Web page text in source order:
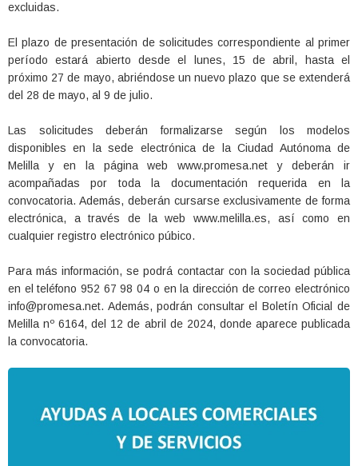
excluidas.
El plazo de presentación de solicitudes correspondiente al primer
período estará abierto desde el lunes, 15 de abril, hasta el
próximo 27 de mayo, abriéndose un nuevo plazo que se extenderá
del 28 de mayo, al 9 de julio.
Las solicitudes deberán formalizarse según los modelos
disponibles en la sede electrónica de la Ciudad Autónoma de
Melilla y en la página web www.promesa.net y deberán ir
acompañadas por toda la documentación requerida en la
convocatoria. Además, deberán cursarse exclusivamente de forma
electrónica, a través de la web www.melilla.es, así como en
cualquier registro electrónico púbico.
Para más información, se podrá contactar con la sociedad pública
en el teléfono 952 67 98 04 o en la dirección de correo electrónico
info@promesa.net. Además, podrán consultar el Boletín Oficial de
Melilla nº 6164, del 12 de abril de 2024, donde aparece publicada
la convocatoria.